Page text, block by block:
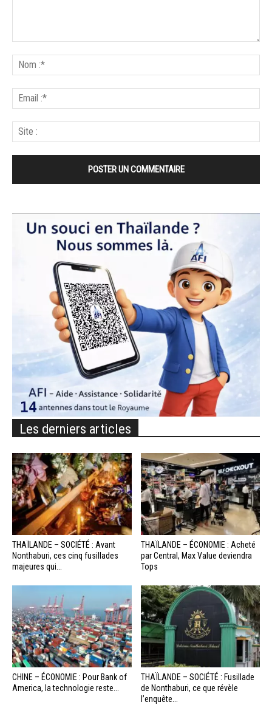
Les derniers articles
THAÏLANDE – SOCIÉTÉ : Avant
Nonthaburi, ces cinq fusillades
majeures qui...
THAÏLANDE – ÉCONOMIE : Acheté
par Central, Max Value deviendra
Tops
CHINE – ÉCONOMIE : Pour Bank of
America, la technologie reste...
THAÏLANDE – SOCIÉTÉ : Fusillade
de Nonthaburi, ce que révèle
l’enquête...